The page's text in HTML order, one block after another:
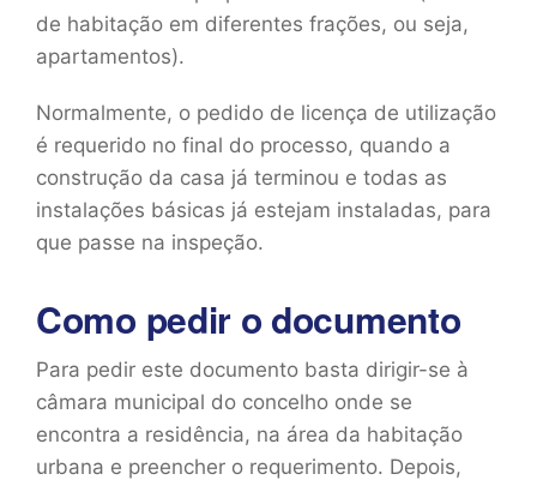
de habitação em diferentes frações, ou seja,
apartamentos).
Normalmente, o pedido de licença de utilização
é requerido no final do processo, quando a
construção da casa já terminou e todas as
instalações básicas já estejam instaladas, para
que passe na inspeção.
Como pedir o documento
Para pedir este documento basta dirigir-se à
câmara municipal do concelho onde se
encontra a residência, na área da habitação
urbana e preencher o requerimento. Depois,